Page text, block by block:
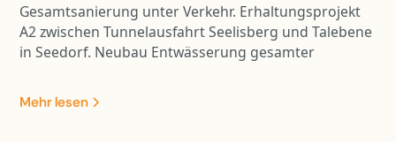
Gesamtsanierung unter Verkehr. Erhaltungsprojekt
A2 zwischen Tunnelausfahrt Seelisberg und Talebene
in Seedorf. Neubau Entwässerung gesamter
Lärmschutz. Instandsetzung Stütz- und Wandmauern
sowie Ertüchtigung der zahlreichen Kunstbauten.
Mehr lesen